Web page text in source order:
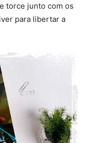
torce junto com os
para libertar a